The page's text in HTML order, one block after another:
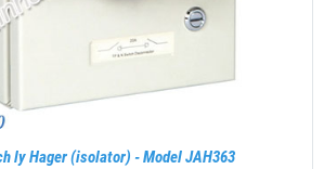
ly Hager (isolator) - Model JAH363